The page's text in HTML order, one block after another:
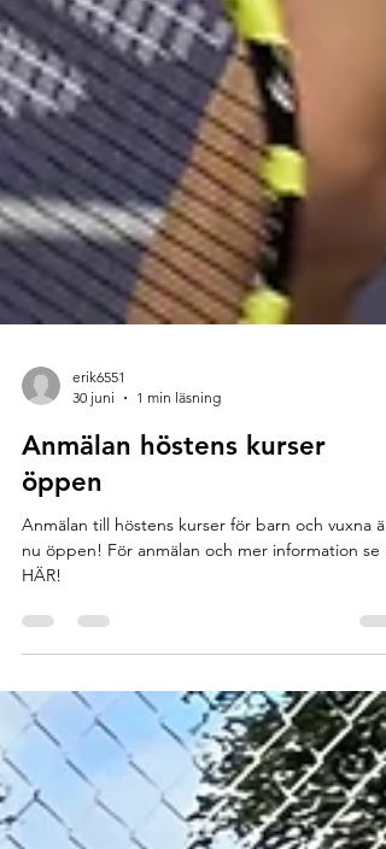
30 juni
1 min läsning
Anmälan höstens kurser
öppen
Anmälan till höstens kurser för barn och vuxna är
nu öppen! För anmälan och mer information se
HÄR!